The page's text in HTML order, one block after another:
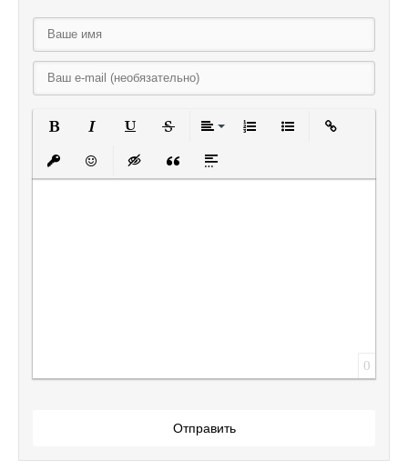
Вставить защищенную ссылку
Вставить смайлик
Вставка скрытого текста
Вставка цитаты
Вставка спойлера
0
Отправить